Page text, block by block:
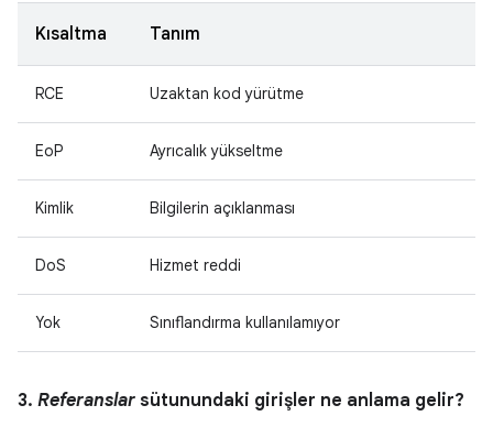
Kısaltma Tanım
RCE Uzaktan kod yürütme
EoP Ayrıcalık yükseltme
Kimlik Bilgilerin açıklanması
DoS Hizmet reddi
Yok Sınıflandırma kullanılamıyor
3. Referanslar sütunundaki girişler ne anlama gelir?